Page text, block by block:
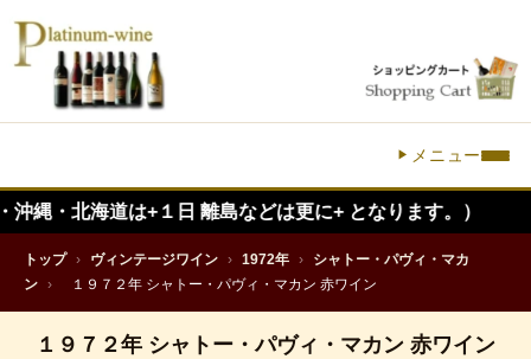
メニュー
は+１日 離島などは更に+ となります。）
トップ › ヴィンテージワイン › 1972年 ›
シャトー・パヴィ・マカ
ン › １９７２年 シャトー・パヴィ・マカン 赤ワイン
１９７２年 シャトー・パヴィ・マカン 赤ワイン